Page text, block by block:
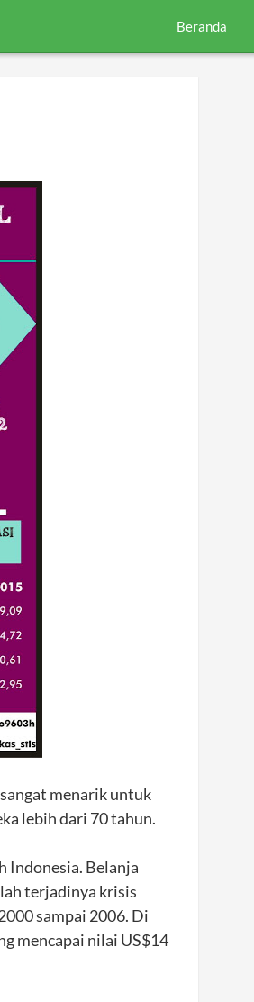
Beranda
menarik untuk
lebih dari 70 tahun.
Indonesia. Belanja
terjadinya krisis
sampai 2006. Di
mencapai nilai US$14